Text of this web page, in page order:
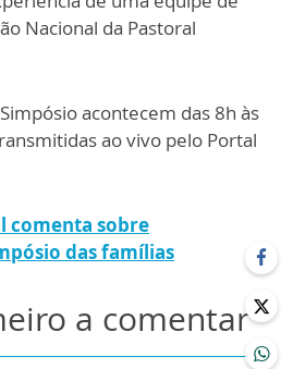
Nacional da Pastoral
acontecem das 8h às
ao vivo pelo Portal
comenta sobre
das famílias
a comentar